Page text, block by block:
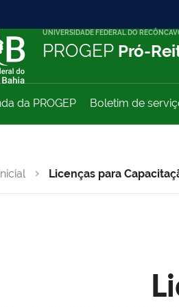
UNIVERSIDADE FEDERAL DO
PROGEP Pró-
da PROGEP Boletim de
Licenças para